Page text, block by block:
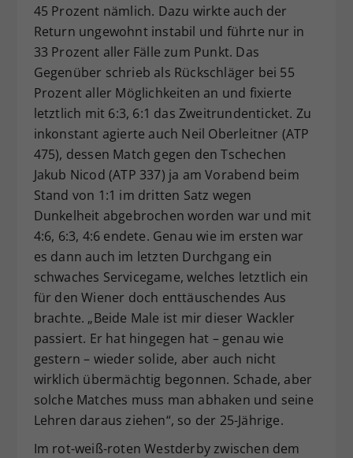
45 Prozent nämlich. Dazu wirkte auch der
Return ungewohnt instabil und führte nur in
33 Prozent aller Fälle zum Punkt. Das
Gegenüber schrieb als Rückschläger bei 55
Prozent aller Möglichkeiten an und fixierte
letztlich mit 6:3, 6:1 das Zweitrundenticket. Zu
inkonstant agierte auch Neil Oberleitner (ATP
475), dessen Match gegen den Tschechen
Jakub Nicod (ATP 337) ja am Vorabend beim
Stand von 1:1 im dritten Satz wegen
Dunkelheit abgebrochen worden war und mit
4:6, 6:3, 4:6 endete. Genau wie im ersten war
es dann auch im letzten Durchgang ein
schwaches Servicegame, welches letztlich ein
für den Wiener doch enttäuschendes Aus
brachte. „Beide Male ist mir dieser Wackler
passiert. Er hat hingegen hat – genau wie
gestern – wieder solide, aber auch nicht
wirklich übermächtig begonnen. Schade, aber
solche Matches muss man abhaken und seine
Lehren daraus ziehen“, so der 25-Jährige.
Im rot-weiß-roten Westderby zwischen dem